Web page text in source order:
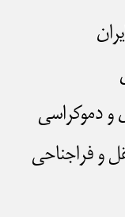
و دموکراسی
و فراجناحی